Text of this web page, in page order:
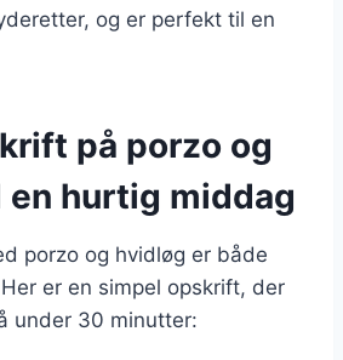
og er perfekt til en
på porzo og
hurtig middag
porzo og hvidløg er både
er en simpel opskrift, der
under 30 minutter: